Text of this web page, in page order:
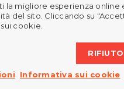
la migliore esperienza online
del sito. Cliccando su
cookie.
RIFIUTO
Informativa sui cookie